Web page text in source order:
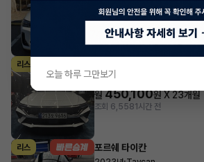
월979,200원 X29개월
조회 2,972 1시간 전
리스
2024년
월 450,100원 X 23개월
조회 6,5581시간 전
리스 포르쉐 타이칸
오늘 하루 그만보기